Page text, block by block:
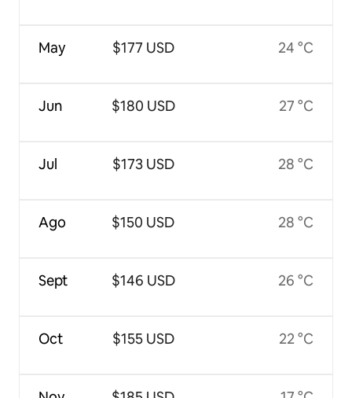
May
Jun
Jul
Ago
Sept
Oct
$177 USD
$180 USD
$173 USD
$150 USD
$146 USD
$155 USD
24 °C
27 °C
28 °C
28 °C
26 °C
22 °C